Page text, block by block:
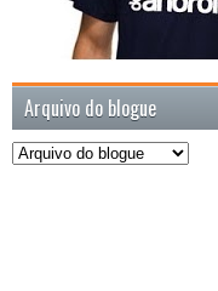
Arquivo do blogue